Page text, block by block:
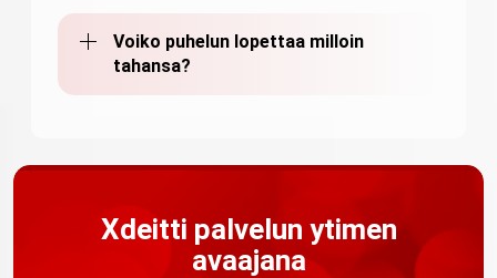
Voiko puhelun lopettaa milloin
tahansa?
Xdeitti palvelun ytimen
avaajana